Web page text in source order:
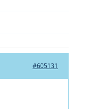
#605131